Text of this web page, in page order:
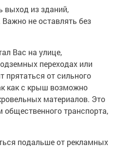
выход из зданий,
не оставлять без
Вас на улице,
переходах или
прятаться от сильного
как с крыш возможно
материалов. Это
общественного транспорта,
подальше от рекламных